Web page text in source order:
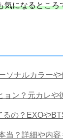
気になるところ
ナルカラーや
ン？元カレや
の？EXOや
？詳細や内容